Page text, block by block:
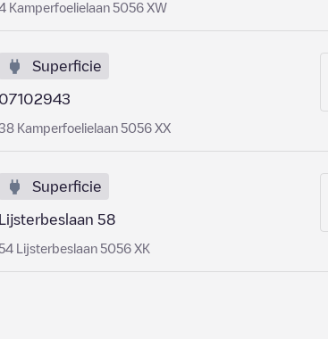
Kamperfoelielaan 5056 XW
Superficie
07102943
Kamperfoelielaan 5056 XX
Superficie
Lijsterbeslaan 58
Lijsterbeslaan 5056 XK